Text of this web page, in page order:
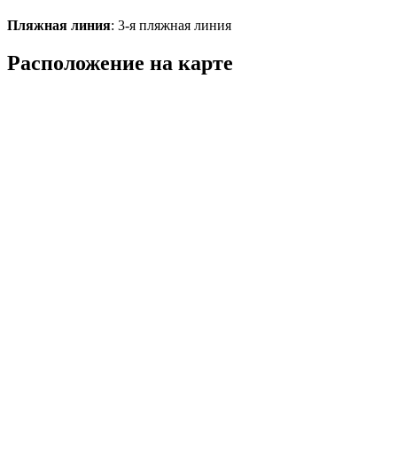
Пляжная линия: 3-я пляжная линия
Расположение на карте